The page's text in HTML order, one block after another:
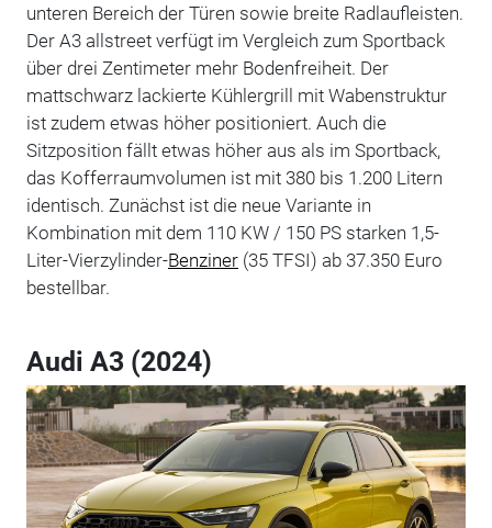
unteren Bereich der Türen sowie breite Radlaufleisten.
Der A3 allstreet verfügt im Vergleich zum Sportback
über drei Zentimeter mehr Bodenfreiheit. Der
mattschwarz lackierte Kühlergrill mit Wabenstruktur
ist zudem etwas höher positioniert. Auch die
Sitzposition fällt etwas höher aus als im Sportback,
das Kofferraumvolumen ist mit 380 bis 1.200 Litern
identisch. Zunächst ist die neue Variante in
Kombination mit dem 110 KW / 150 PS starken 1,5-
Liter-Vierzylinder-Benziner(35 TFSI) ab 37.350 Euro
bestellbar.
Audi A3 (2024)